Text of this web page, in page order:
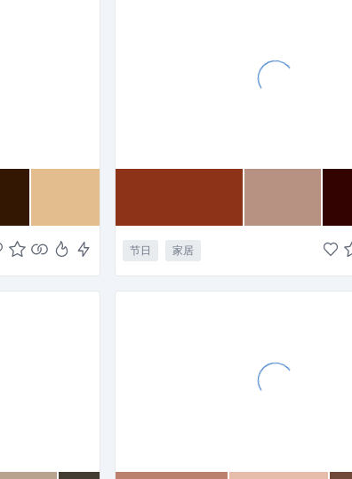
节日 家居